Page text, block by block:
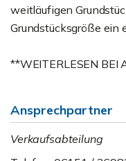
weitläufigen
Grundstücksgröße ein
**WEITERLESEN BEI
Ansprechpartner
Verkaufsabteilung